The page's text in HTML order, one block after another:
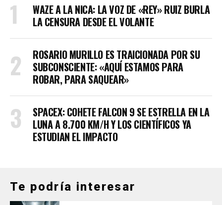
WAZE A LA NICA: LA VOZ DE «REY» RUIZ BURLA
LA CENSURA DESDE EL VOLANTE
ROSARIO MURILLO ES TRAICIONADA POR SU
SUBCONSCIENTE: «AQUÍ ESTAMOS PARA
ROBAR, PARA SAQUEAR»
SPACEX: COHETE FALCON 9 SE ESTRELLA EN LA
LUNA A 8.700 KM/H Y LOS CIENTÍFICOS YA
ESTUDIAN EL IMPACTO
Te podría interesar